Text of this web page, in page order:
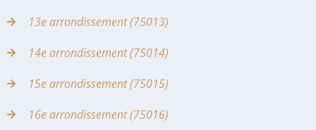
13e arrondissement (75013)
14e arrondissement (75014)
15e arrondissement (75015)
16e arrondissement (75016)